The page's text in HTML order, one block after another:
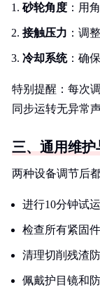
砂轮角度 ：用
接触压力 ：调
冷却系统：确
特别提醒：每次
同步运转无异常声
三、通用维护
两种设备调节后
进行10分钟试
检查所有紧固
清理切削残渣
佩戴护目镜和